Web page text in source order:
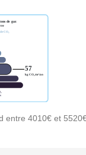
entre 4010€ et